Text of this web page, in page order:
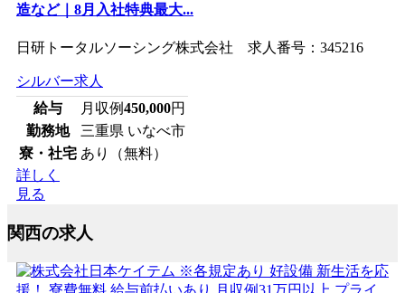
造など｜8月入社特典最大...
日研トータルソーシング株式会社 求人番号：345216
シルバー求人
給与
月収例450,000円
勤務地
三重県 いなべ市
寮・社宅 あり（無料）
詳しく
見る
関西の求人